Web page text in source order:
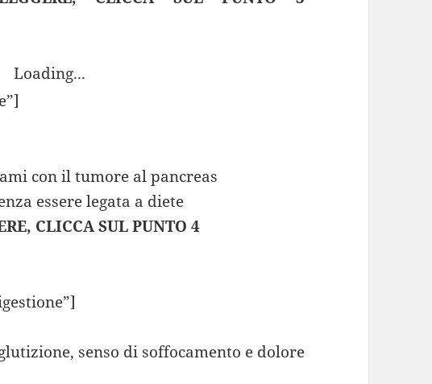
Loading...
con il tumore al pancreas
essere legata a diete
CLICCA SUL PUNTO 4
senso di soffocamento e dolore